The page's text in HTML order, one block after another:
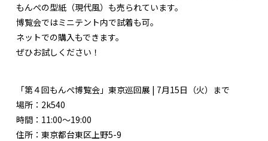
もんぺの型紙（現代風）も売られています。
博覧会ではミニテント内で試着も可。
ネットでの購入もできます。
ぜひお試しください！
「第４回もんぺ博覧会」東京巡回展 | 7月15日（火）まで
場所：2k540
時間：11:00～19:00
住所：東京都台東区上野5-9